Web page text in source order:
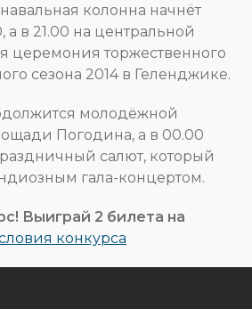
колонна начнёт
в 21.00 на центральной
церемония торжественного
сезона 2014 в Геленджике.
молодёжной
Погодина, а в 00.00
салют, который
гала-концертом.
Выиграй 2 билета на
конкурса